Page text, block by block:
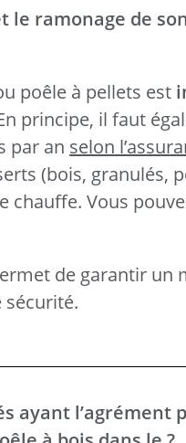
ramonage de
poêle à pellets est
principe, il faut
par an selon
(bois, granulés,
Vous
de garantir
ayant l’agrément